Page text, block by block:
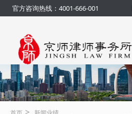
官方咨询热线：4001-666-001